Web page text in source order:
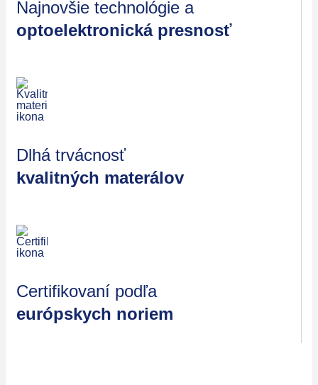
Najnovšie technológie a
optoelektronická presnosť
Dlhá trvácnosť
kvalitných materálov
Certifikovaní podľa
európskych noriem